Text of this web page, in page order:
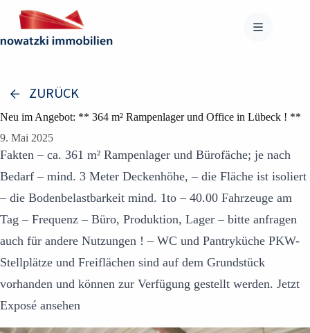
Inhalt
springen
ZURÜCK
Neu im Angebot: ** 364 m² Rampenlager und Office in Lübeck ! **
9. Mai 2025
Fakten – ca. 361 m² Rampenlager und Bürofäche; je nach
Bedarf – mind. 3 Meter Deckenhöhe, – die Fläche ist isoliert
– die Bodenbelastbarkeit mind. 1to – 40.00 Fahrzeuge am
Tag – Frequenz – Büro, Produktion, Lager – bitte anfragen
auch für andere Nutzungen ! – WC und Pantryküche PKW-
Stellplätze und Freiflächen sind auf dem Grundstück
vorhanden und können zur Verfügung gestellt werden. Jetzt
Exposé ansehen